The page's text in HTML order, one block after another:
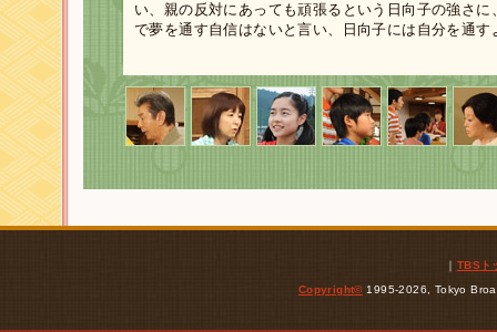
い、親の反対にあっても頑張るという日向子の強さ
で夢を通す自信はないと言い、日向子には自分を通
｜ TBSト
Copyright© 1995-2026, Tokyo